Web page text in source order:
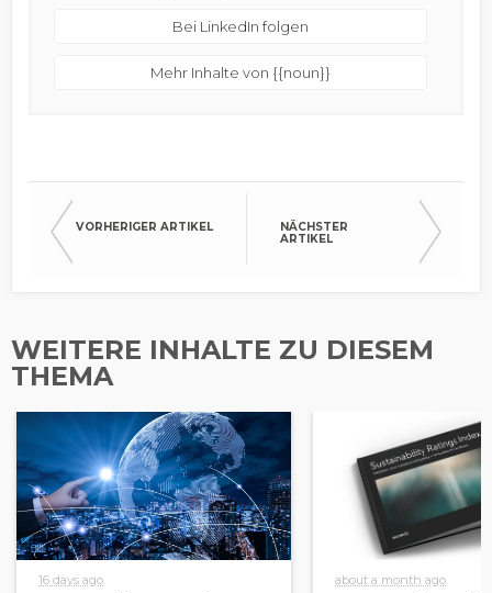
Bei LinkedIn folgen
Mehr Inhalte von {{noun}}
VORHERIGER ARTIKEL
NÄCHSTER
ARTIKEL
WEITERE INHALTE ZU DIESEM
THEMA
16 days ago about a month ago